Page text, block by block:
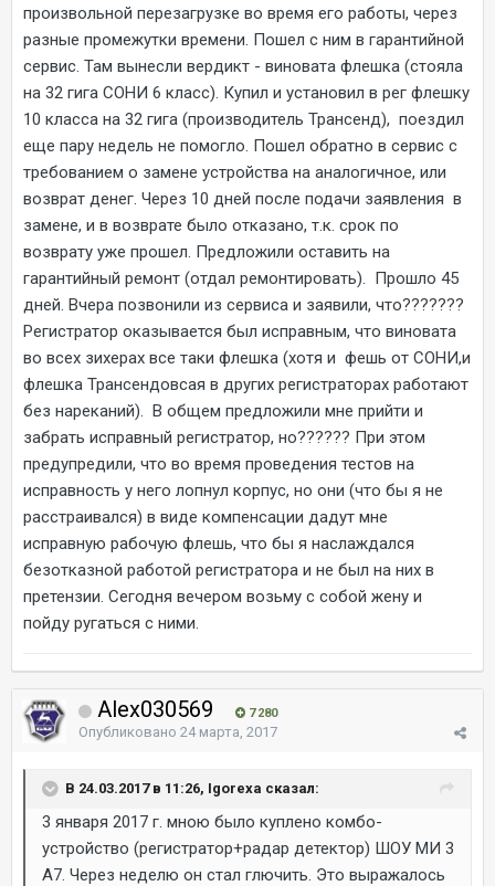
произвольной перезагрузке во время его работы, через
разные промежутки времени. Пошел с ним в гарантийной
сервис. Там вынесли вердикт - виновата флешка (стояла
на 32 гига СОНИ 6 класс). Купил и установил в рег флешку
10 класса на 32 гига (производитель Трансенд), поездил
еще пару недель не помогло. Пошел обратно в сервис с
требованием о замене устройства на аналогичное, или
возврат денег. Через 10 дней после подачи заявления в
замене, и в возврате было отказано, т.к. срок по
возврату уже прошел. Предложили оставить на
гарантийный ремонт (отдал ремонтировать). Прошло 45
дней. Вчера позвонили из сервиса и заявили, что???????
Регистратор оказывается был исправным, что виновата
во всех зихерах все таки флешка (хотя и фешь от СОНИ,и
флешка Трансендовсая в других регистраторах работают
без нареканий). В общем предложили мне прийти и
забрать исправный регистратор, но?????? При этом
предупредили, что во время проведения тестов на
исправность у него лопнул корпус, но они (что бы я не
расстраивался) в виде компенсации дадут мне
исправную рабочую флешь, что бы я наслаждался
безотказной работой регистратора и не был на них в
претензии. Сегодня вечером возьму с собой жену и
пойду ругаться с ними.
Alex030569 7 280
Опубликовано 24 марта, 2017
В 24.03.2017 в 11:26, Igorexa сказал:
3 января 2017 г. мною было куплено комбо-
устройство (регистратор+радар детектор) ШОУ МИ 3
А7. Через неделю он стал глючить. Это выражалось